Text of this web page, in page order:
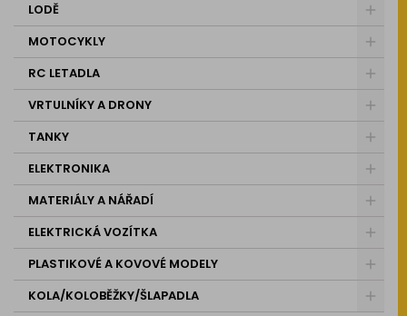
LODĚ
MOTOCYKLY
RC LETADLA
VRTULNÍKY A DRONY
TANKY
ELEKTRONIKA
MATERIÁLY A NÁŘADÍ
ELEKTRICKÁ VOZÍTKA
PLASTIKOVÉ A KOVOVÉ MODELY
KOLA/KOLOBĚŽKY/ŠLAPADLA